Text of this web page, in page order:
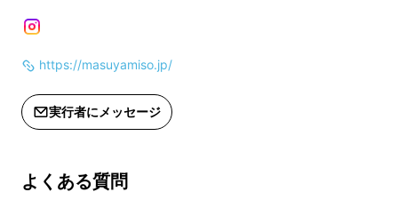
1.6g、亜鉛3㎎、大豆イソフラボン7.6㎎、乳酸
い栄養素を効率よく摂り入れることができま
タンパク質は人間の生命維持に欠かせない栄養
https://masuyamiso.jp/
実行者にメッセージ
よくある質問